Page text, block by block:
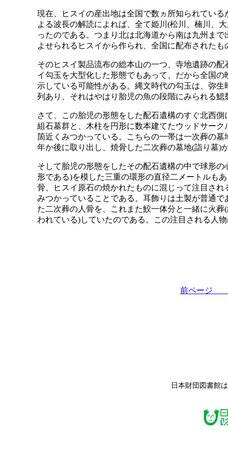
現在、ヒスイの産出地は全国で数ヵ所知られてい
よる波長の解読によれば、全て姫川(松川、楠川、
ったのである。つまり北は北海道から南は九州ま
よせられるヒスイから作られ、全国に配布されたも
そのヒスイ製品流布の総本山の一つ、寺地遺跡の
イ勾玉を大型化した形態でもあって、だから全国
示している可能性がある。縄文時代の勾玉は、弥
列あり、それはやはり胎児の魚の段階にみられる
さて、この胎児の形態をした配石遺構のすぐ北西
組石墓群と、木柱を円形に数本建てたウッドサー
箇近くみつかっている。こちらの一帯は一次葬の
年か後に取り出し、焼骨した二次葬の墓地(詣り墓)
そして胎児の形態をしたその配石遺構の中で球形
形である)を模した三重の環形の直径二メートルも
骨、ヒスイ原石の焼かれたものに混じって注目さ
みつかっていることである。耳飾りは土製が普通
た二次葬の人骨を、これまた鮫一体分と一緒に火
われている)していたのである。この注目される人
前ペー
日本財団図書館